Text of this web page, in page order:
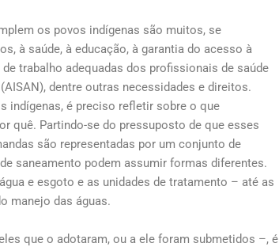
os povos indígenas são muitos, se
à saúde, à educação, à garantia do acesso à
trabalho adequadas dos profissionais de saúde
dentre outras necessidades e direitos.
indígenas, é preciso refletir sobre o que
quê. Partindo-se do pressuposto de que esses
são representadas por um conjunto de
saneamento podem assumir formas diferentes.
e esgoto e as unidades de tratamento – até as
manejo das águas.
que o adotaram, ou a ele foram submetidos –, é